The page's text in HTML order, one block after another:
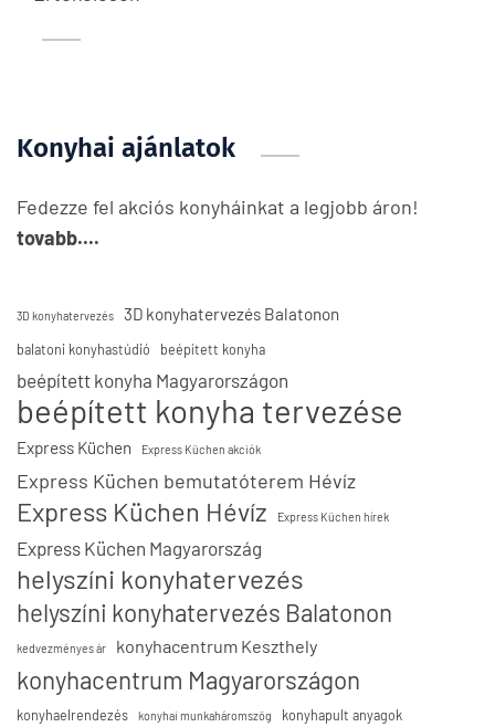
Konyhai ajánlatok
Fedezze fel akciós konyháinkat a legjobb áron!
tovabb....
3D konyhatervezés 3D konyhatervezés Balatonon
balatoni konyhastúdió beépített konyha
beépített konyha Magyarországon
beépített konyha tervezése
Express Küchen Express Küchen akciók
Express Küchen bemutatóterem Hévíz
Express Küchen Hévíz Express Küchen hírek
Express Küchen Magyarország
helyszíni konyhatervezés
helyszíni konyhatervezés Balatonon
kedvezményes ár konyhacentrum Keszthely
konyhacentrum Magyarországon
konyhaelrendezés konyhai munkaháromszög konyhapult anyagok